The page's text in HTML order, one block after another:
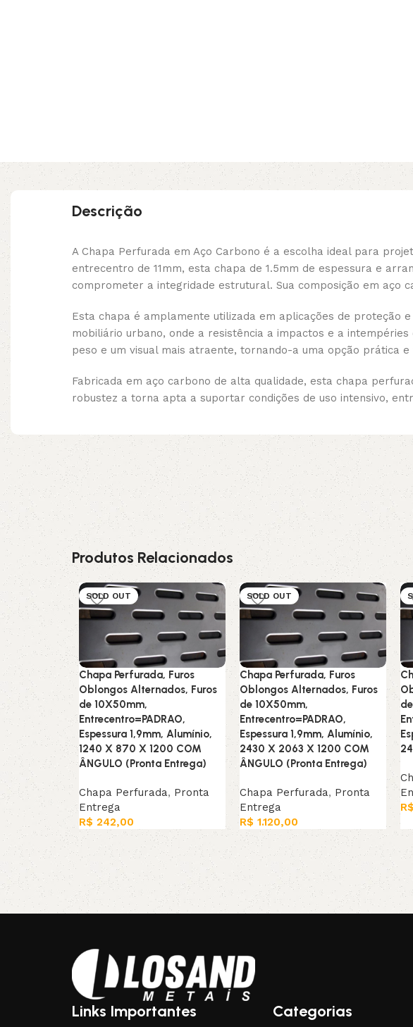
Descrição
A Chapa Perfurada em Aço Carbono é a escolha ideal para
entrecentro de 11mm, esta chapa de 1.5mm de espessura e
comprometer a integridade estrutural. Sua composição em aço
Esta chapa é amplamente utilizada em aplicações de proteção
mobiliário urbano, onde a resistência a impactos e a
peso e um visual mais atraente, tornando-a uma opção prática
Fabricada em aço carbono de alta qualidade, esta chapa
robustez a torna apta a suportar condições de uso intensivo,
Produtos Relacionados
SOLD OUT
Chapa Perfurada, Furos
Oblongos Alternados, Furos
de 10X50mm,
Entrecentro=PADRAO,
Espessura 1,9mm, Alumínio,
1240 X 870 X 1200 COM
ÂNGULO (Pronta Entrega)
Chapa Perfurada, Pronta
Entrega
R$ 242,00
Leia mais
SOLD OUT
Chapa Perfurada, Furos
Oblongos Alternados, Furos
de 10X50mm,
Entrecentro=PADRAO,
Espessura 1,9mm, Alumínio,
2430 X 2063 X 1200 COM
ÂNGULO (Pronta Entrega)
Chapa Perfurada, Pronta
Entrega
R$ 1.120,00
Leia mais
R$
Links Importantes Categorias